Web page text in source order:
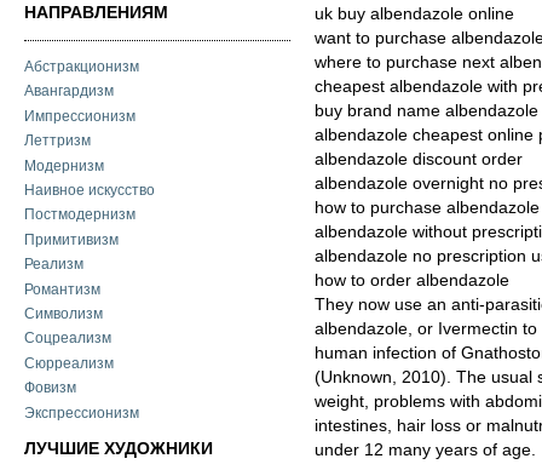
НАПРАВЛЕНИЯМ
Абстракционизм
Авангардизм
Импрессионизм
Леттризм
Модернизм
Наивное искусство
Постмодернизм
Примитивизм
Реализм
Романтизм
Символизм
Соцреализм
Сюрреализм
Фовизм
Экспрессионизм
ЛУЧШИЕ ХУДОЖНИКИ
uk buy albendazole online
want to purchase
where to purchase next
cheapest albendazole with
buy brand name
albendazole cheapest online
albendazole discount order
albendazole overnight no
how to purchase albendazole
albendazole without
albendazole no prescription
how to order albendazole
They now use an anti-
albendazole, or Ivermectin
human infection of
(Unknown, 2010). The usual
weight, problems with
intestines, hair loss or
under 12 many years of age.